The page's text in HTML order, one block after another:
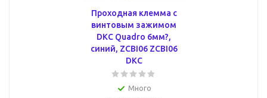
Проходная клемма с
винтовым зажимом
DKC Quadro 6мм?,
синий, ZCBI06 ZCBI06
DKC
Много